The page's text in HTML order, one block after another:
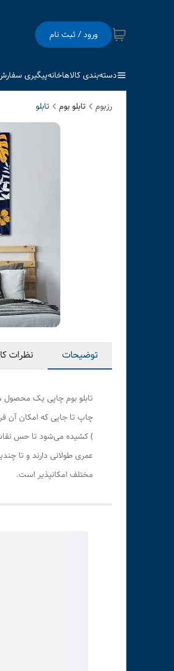
ورود / ثبت نام
دسته‌بندی کالاهاخانهپیگیری
رزبوم تابلو بوم تابلو
توضیحات نظرات
تابلو بوم چاپی یک محصول
چاپ تا جایی که امکان آن
) کشیده می‌شود تا حس
عمری طولانی دارند و تا
مختلف امکانپذیر است.